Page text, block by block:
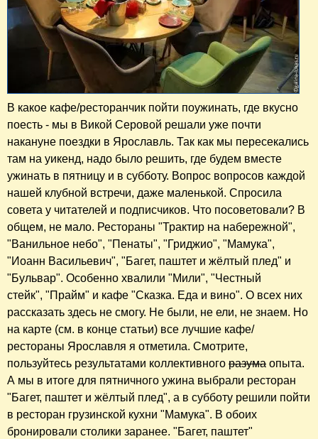
В какое кафе/ресторанчик пойти поужинать, где вкусно
поесть - мы в Викой Серовой решали уже почти
накануне поездки в Ярославль. Так как мы пересекались
там на уикенд, надо было решить, где будем вместе
ужинать в пятницу и в субботу. Вопрос вопросов каждой
нашей клубной встречи, даже маленькой. Спросила
совета у читателей и подписчиков. Что посоветовали? В
общем, не мало. Рестораны "Трактир на набережной",
"Ванильное небо", "Пенаты", "Гриджио", "Мамука",
"Иоанн Васильевич", "Багет, паштет и жёлтый плед" и
"Бульвар". Особенно хвалили "Мили", "Честный
стейк", "Прайм" и кафе "Сказка. Еда и вино". О всех них
рассказать здесь не смогу. Не были, не ели, не знаем. Но
на карте (см. в конце статьи) все лучшие кафе/
рестораны Ярославля я отметила. Смотрите,
пользуйтесь результатами коллективного разума опыта.
А мы в итоге для пятничного ужина выбрали ресторан
"Багет, паштет и жёлтый плед", а в субботу решили пойти
в ресторан грузинской кухни "Мамука". В обоих
бронировали столики заранее. "Багет, паштет"